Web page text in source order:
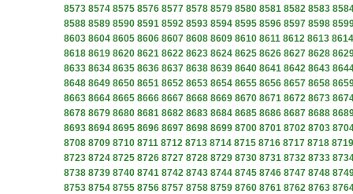
8573 8574 8575 8576 8577 8578 8579 8580 8581 8582 8583
8588 8589 8590 8591 8592 8593 8594 8595 8596 8597 8598
8603 8604 8605 8606 8607 8608 8609 8610 8611 8612 8613 8614
8618 8619 8620 8621 8622 8623 8624 8625 8626 8627 8628
8633 8634 8635 8636 8637 8638 8639 8640 8641 8642 8643
8648 8649 8650 8651 8652 8653 8654 8655 8656 8657 8658
8663 8664 8665 8666 8667 8668 8669 8670 8671 8672 8673
8678 8679 8680 8681 8682 8683 8684 8685 8686 8687 8688
8693 8694 8695 8696 8697 8698 8699 8700 8701 8702 8703
8708 8709 8710 8711 8712 8713 8714 8715 8716 8717 8718 8719
8723 8724 8725 8726 8727 8728 8729 8730 8731 8732 8733
8738 8739 8740 8741 8742 8743 8744 8745 8746 8747 8748
8753 8754 8755 8756 8757 8758 8759 8760 8761 8762 8763